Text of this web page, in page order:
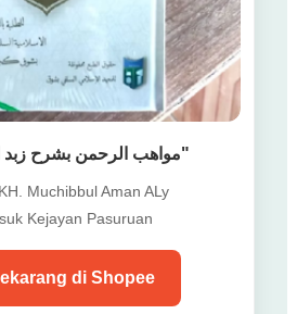
"مواهب الرحمن بشرح زبد
Muchibbul Aman ALy
Kejayan Pasuruan
di Shopee